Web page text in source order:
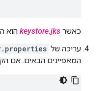
כאשר keystore.jks הוא
עריכה של
המאפיינים הבאים. אם